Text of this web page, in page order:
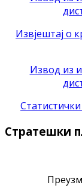
Извјештај о
Извод из
Стратешки